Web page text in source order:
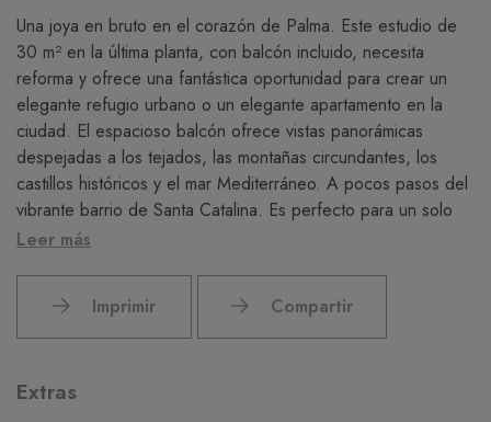
Una joya en bruto en el corazón de Palma. Este estudio de
30 m² en la última planta, con balcón incluido, necesita
reforma y ofrece una fantástica oportunidad para crear un
elegante refugio urbano o un elegante apartamento en la
ciudad. El espacioso balcón ofrece vistas panorámicas
despejadas a los tejados, las montañas circundantes, los
castillos históricos y el mar Mediterráneo. A pocos pasos del
vibrante barrio de Santa Catalina. Es perfecto para un solo
comprador, un viajero por el mundo o un pequeño inversor
Leer más
Imprimir Compartir
Extras